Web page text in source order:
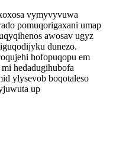
vymyvyvuwa
pomuqorigaxani umap
awosav ugyz
dunezo.
hofopuqopu em
hedadugihubofa
ylysevob boqotaleso
up